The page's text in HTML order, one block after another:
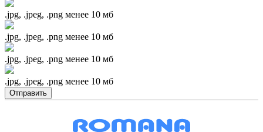
.jpg, .jpeg, .png менее 10 мб
.jpg, .jpeg, .png менее 10 мб
.jpg, .jpeg, .png менее 10 мб
.jpg, .jpeg, .png менее 10 мб
Отправить